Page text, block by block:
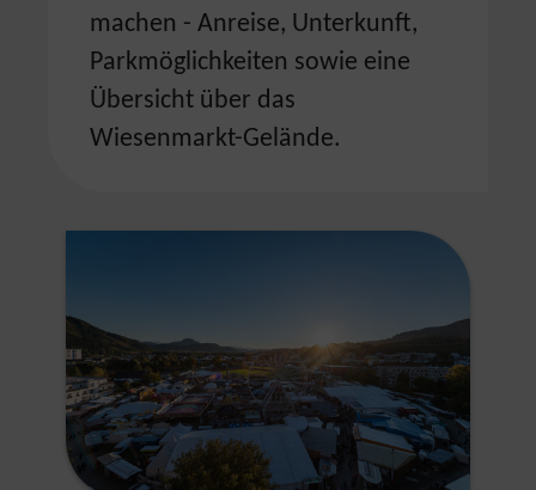
machen - Anreise, Unterkunft,
Parkmöglichkeiten sowie eine
Übersicht über das
Wiesenmarkt-Gelände.